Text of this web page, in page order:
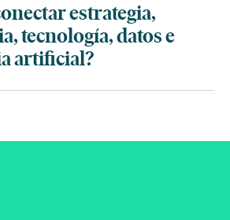
estrategia,
tecnología, datos e
artificial?